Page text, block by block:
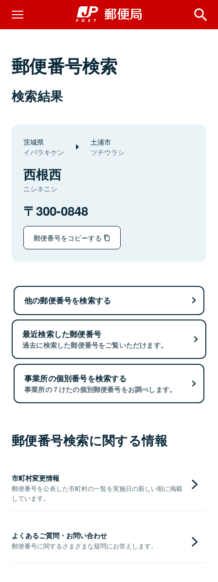
郵便番号検索
検索結果
茨城県
イバラキケン
土浦市
ツチウラシ
西根西
ニシネニシ
300-0848
郵便番号をコピーする
他の郵便番号を検索する
最近検索した郵便番号
過去に検索した郵便番号をご覧いただけます。
事業所の個別番号を検索する
事業所の７けたの個別郵便番号をお調べします。
郵便番号検索に関する情報
市町村変更情報
郵便番号を公表した市町村の一覧を実施日の新しい順に掲載
しています。
よくあるご質問・お問い合わせ
郵便番号に関するさまざまな疑問にお答えします。